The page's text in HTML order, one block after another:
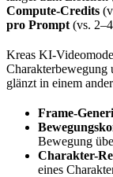
Compute-Credits
pro Prompt (vs.
Kreas KI-
Charakterbewegung
glänzt in einem
Frame-
Bewegung
Charakter-
eines